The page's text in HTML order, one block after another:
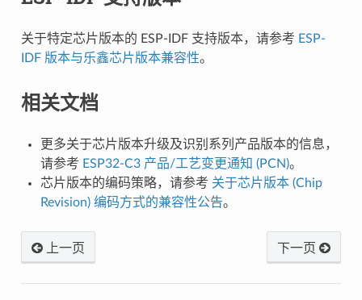
关于特定芯片版本的 ESP-IDF 支持版本，请参考 ESP-
IDF 版本与乐鑫芯片版本兼容性。
相关文档
更多关于芯片版本升级及识别系列产品版本的信息，
请参考 ESP32-C3 产品/工艺变更通知 (PCN)。
芯片版本的编码策略，请参考 关于芯片版本 (Chip
Revision) 编码方式的兼容性公告。
下一页
上一页